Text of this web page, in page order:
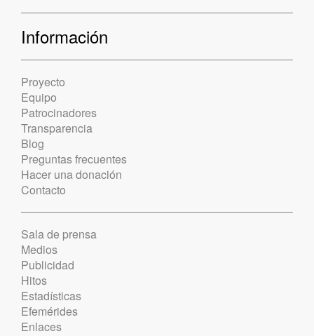
Información
Proyecto
Equipo
Patrocinadores
Transparencia
Blog
Preguntas frecuentes
Hacer una donación
Contacto
Sala de prensa
Medios
Publicidad
Hitos
Estadísticas
Efemérides
Enlaces